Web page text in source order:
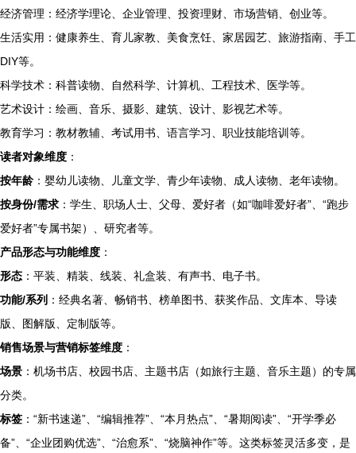
经济管理：经济学理论、企业管理、投资理财、市场营销、创业等。
生活实用：健康养生、育儿家教、美食烹饪、家居园艺、旅游指南、手工
DIY等。
科学技术：科普读物、自然科学、计算机、工程技术、医学等。
艺术设计：绘画、音乐、摄影、建筑、设计、影视艺术等。
教育学习：教材教辅、考试用书、语言学习、职业技能培训等。
读者对象维度 ：
按年龄：婴幼儿读物、儿童文学、青少年读物、成人读物、老年读物。
按身份/需求 ：学生、职场人士、父母、爱好者（如“咖啡爱好者”、“跑步
爱好者”专属书架）、研究者等。
产品形态与功能维度 ：
形态 ：平装、精装、线装、礼盒装、有声书、电子书。
功能/系列 ：经典名著、畅销书、榜单图书、获奖作品、文库本、导读
版、图解版、定制版等。
销售场景与营销标签维度 ：
场景 ：机场书店、校园书店、主题书店（如旅行主题、音乐主题）的专属
分类。
标签 ：“新书速递”、“编辑推荐”、“本月热点”、“暑期阅读”、“开学季必
备”、“企业团购优选”、“治愈系”、“烧脑神作”等。这类标签灵活多变，是